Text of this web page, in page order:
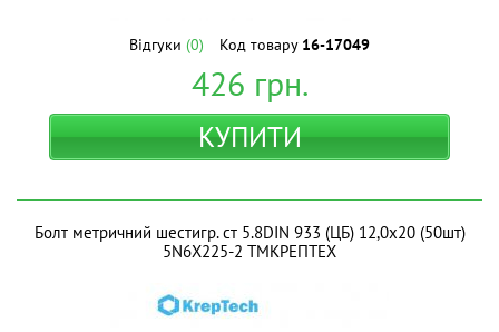
Відгуки (0) Код товару 16-17049
426 грн.
КУПИТИ
Болт метричний шестигр. ст 5.8DIN 933 (ЦБ) 12,0х20 (50шт)
5N6X225-2 ТМКРЕПТЕХ